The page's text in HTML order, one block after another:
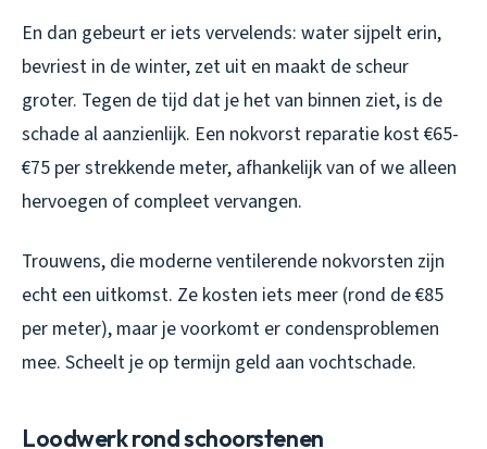
En dan gebeurt er iets vervelends: water sijpelt erin,
bevriest in de winter, zet uit en maakt de scheur
groter. Tegen de tijd dat je het van binnen ziet, is de
schade al aanzienlijk. Een nokvorst reparatie kost €65-
€75 per strekkende meter, afhankelijk van of we alleen
hervoegen of compleet vervangen.
Trouwens, die moderne ventilerende nokvorsten zijn
echt een uitkomst. Ze kosten iets meer (rond de €85
per meter), maar je voorkomt er condensproblemen
mee. Scheelt je op termijn geld aan vochtschade.
Loodwerk rond schoorstenen